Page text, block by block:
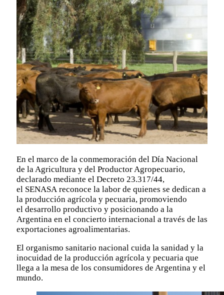
En el marco de la conmemoración del Día Nacional
de la Agricultura y del Productor Agropecuario,
declarado mediante el Decreto 23.317/44,
el SENASA reconoce la labor de quienes se dedican a
la producción agrícola y pecuaria, promoviendo
el desarrollo productivo y posicionando a la
Argentina en el concierto internacional a través de las
exportaciones agroalimentarias.
El organismo sanitario nacional cuida la sanidad y la
inocuidad de la producción agrícola y pecuaria que
llega a la mesa de los consumidores de Argentina y el
mundo.